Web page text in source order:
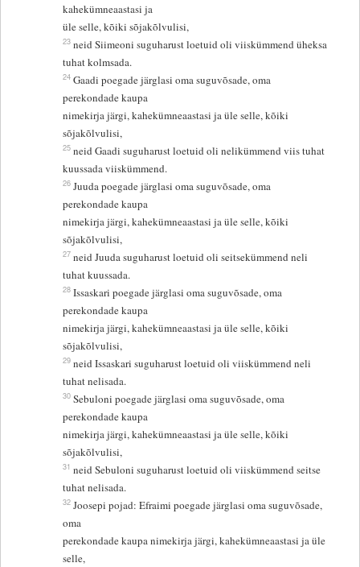
kahekümneaastasi ja
üle selle, kõiki sõjakõlvulisi,
23 neid Siimeoni suguharust loetuid oli viiskümmend üheksa
tuhat kolmsada.
24 Gaadi poegade järglasi oma suguvõsade, oma
perekondade kaupa
nimekirja järgi, kahekümneaastasi ja üle selle, kõiki
sõjakõlvulisi,
25 neid Gaadi suguharust loetuid oli nelikümmend viis tuhat
kuussada viiskümmend.
26 Juuda poegade järglasi oma suguvõsade, oma
perekondade kaupa
nimekirja järgi, kahekümneaastasi ja üle selle, kõiki
sõjakõlvulisi,
27 neid Juuda suguharust loetuid oli seitsekümmend neli
tuhat kuussada.
28 Issaskari poegade järglasi oma suguvõsade, oma
perekondade kaupa
nimekirja järgi, kahekümneaastasi ja üle selle, kõiki
sõjakõlvulisi,
29 neid Issaskari suguharust loetuid oli viiskümmend neli
tuhat nelisada.
30 Sebuloni poegade järglasi oma suguvõsade, oma
perekondade kaupa
nimekirja järgi, kahekümneaastasi ja üle selle, kõiki
sõjakõlvulisi,
31 neid Sebuloni suguharust loetuid oli viiskümmend seitse
tuhat nelisada.
32 Joosepi pojad: Efraimi poegade järglasi oma suguvõsade,
oma
perekondade kaupa nimekirja järgi, kahekümneaastasi ja üle
selle,